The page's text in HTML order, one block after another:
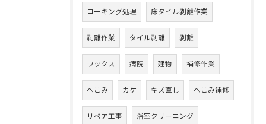
コーキング処理 床タイル剥離作業
剥離作業 タイル剥離 剥離
ワックス 病院 建物 補修作業
へこみ カケ キズ直し へこみ補修
リペア工事 浴室クリーニング